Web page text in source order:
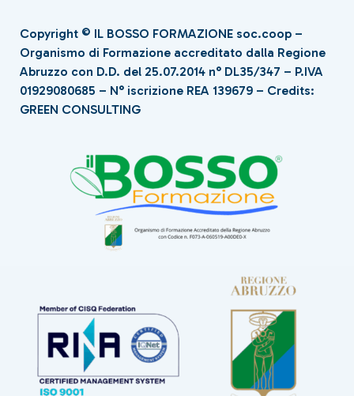
Copyright © IL BOSSO FORMAZIONE soc.coop –
Organismo di Formazione accreditato dalla Regione
Abruzzo con D.D. del 25.07.2014 n° DL35/347 – P.IVA
01929080685 – N° iscrizione REA 139679 – Credits:
GREEN CONSULTING